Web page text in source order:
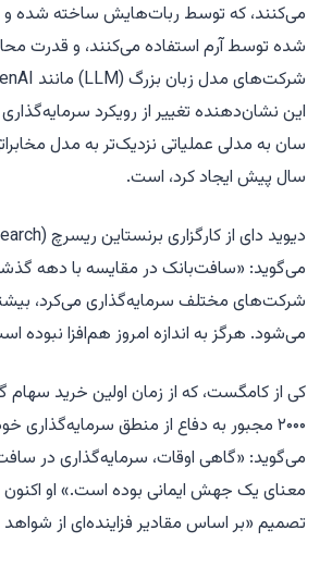
می‌کنند، که توسط ربات‌هایش ساخته شده و
شده توسط آرم استفاده می‌کنند، و قدرت
این نشان‌دهنده تغییر از رویکرد
سال پیش ایجاد کرد، است.
می‌گوید: «سافت‌بانک در مقایسه با دهه
شرکت‌های مختلف سرمایه‌گذاری می‌کرد،
می‌شود. هرگز به اندازه امروز هم‌افزا نبوده
کی از کامگست، که از زمان اولین خرید
۲۰۰۰ مجبور به دفاع از منطق سرمایه‌گذاری
می‌گوید: «گاهی اوقات، سرمایه‌گذاری در
معنای یک جهش ایمانی بوده است.» او
تصمیم «بر اساس مقادیر فزاینده‌ای از